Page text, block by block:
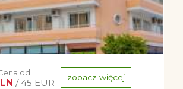
od:
/ 45 EUR zobacz więcej